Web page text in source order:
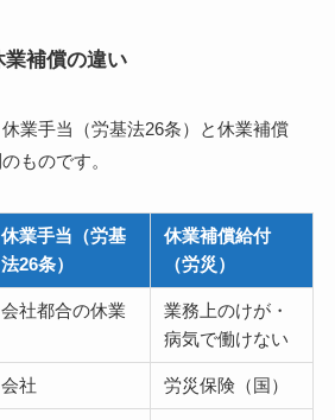
補償の違い
業手当（労基法26条）と休業補償
ものです。
休業手当（労基
法26条）
休業補償給付
（労災）
会社都合の休業
業務上のけが・
病気で働けない
会社 労災保険（国）